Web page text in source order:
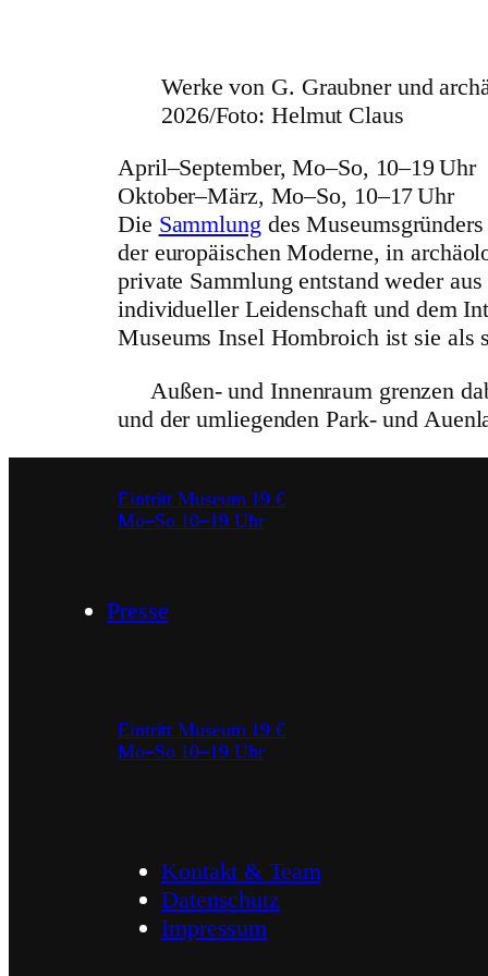
Werke von G. Graubner und
2026/Foto: Helmut Claus
April–September, Mo–So, 10–19 Uhr
Oktober–März, Mo–So, 10–17 Uhr
Die Sammlung des
der euro­päi­schen Moderne, in
private Sammlung entstand weder
indi­vi­du­eller Leiden­schaft und dem
Museums Insel Hombroich ist sie als
Außen- und Innenraum grenzen
und der umlie­genden Park- und
Eintritt Museum 19 €
Mo–So 10–19 Uhr
Presse
Eintritt Museum 19 €
Mo–So 10–19 Uhr
Kontakt & Team
Datenschutz
Impressum